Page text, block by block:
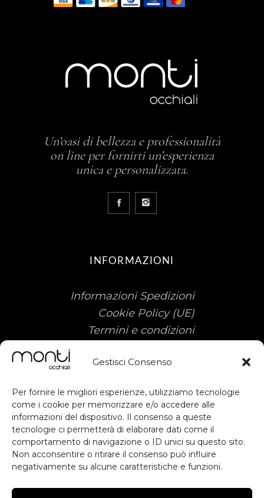
Gestisci Consenso
Per fornire le migliori esperienze, utilizziamo tecnologie
come i cookie per memorizzare e/o accedere alle
informazioni del dispositivo. Il consenso a queste
tecnologie ci permetterà di elaborare dati come il
comportamento di navigazione o ID unici su questo sito.
Non acconsentire o ritirare il consenso può influire
negativamente su alcune caratteristiche e funzioni.
subscribe
RESTA AGGIORNATO
Un’oasi di bellezza e professionalità
on line per fornirti un’esperienza
unica e personalizzata.
INFORMAZIONI
Informazioni Spedizioni
Cookie Policy (UE)
Termini e condizioni
Sostegno ottenuto dal FESR ai sensi
degli artt. 49, 50 e dell'allegato IX del
RDC. Contributo previsto dall'avviso
Inteventi di Digital Workplace per